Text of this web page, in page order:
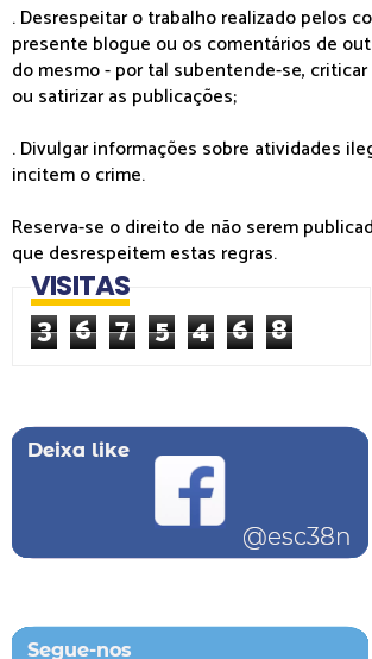
. Desrespeitar o trabalho realizado pelos
presente blogue ou os comentários de
do mesmo - por tal subentende-se,
ou satirizar as publicações;
. Divulgar informações sobre atividades
incitem o crime.
Reserva-se o direito de não serem
que desrespeitem estas regras.
VISITAS
3 6 7 5 4 6 8